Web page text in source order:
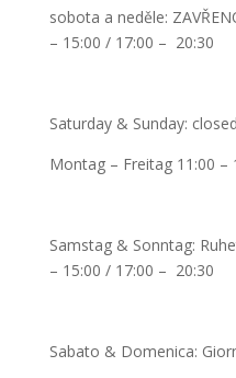
sobota a neděle:
– 15:00 / 17:00 – 20:30
Saturday & Sunday:
Montag – Freitag 11:00 –
Samstag & Sonntag:
– 15:00 / 17:00 – 20:30
Sabato & Domenica: